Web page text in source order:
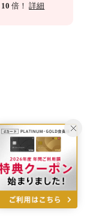
10 倍！詳細